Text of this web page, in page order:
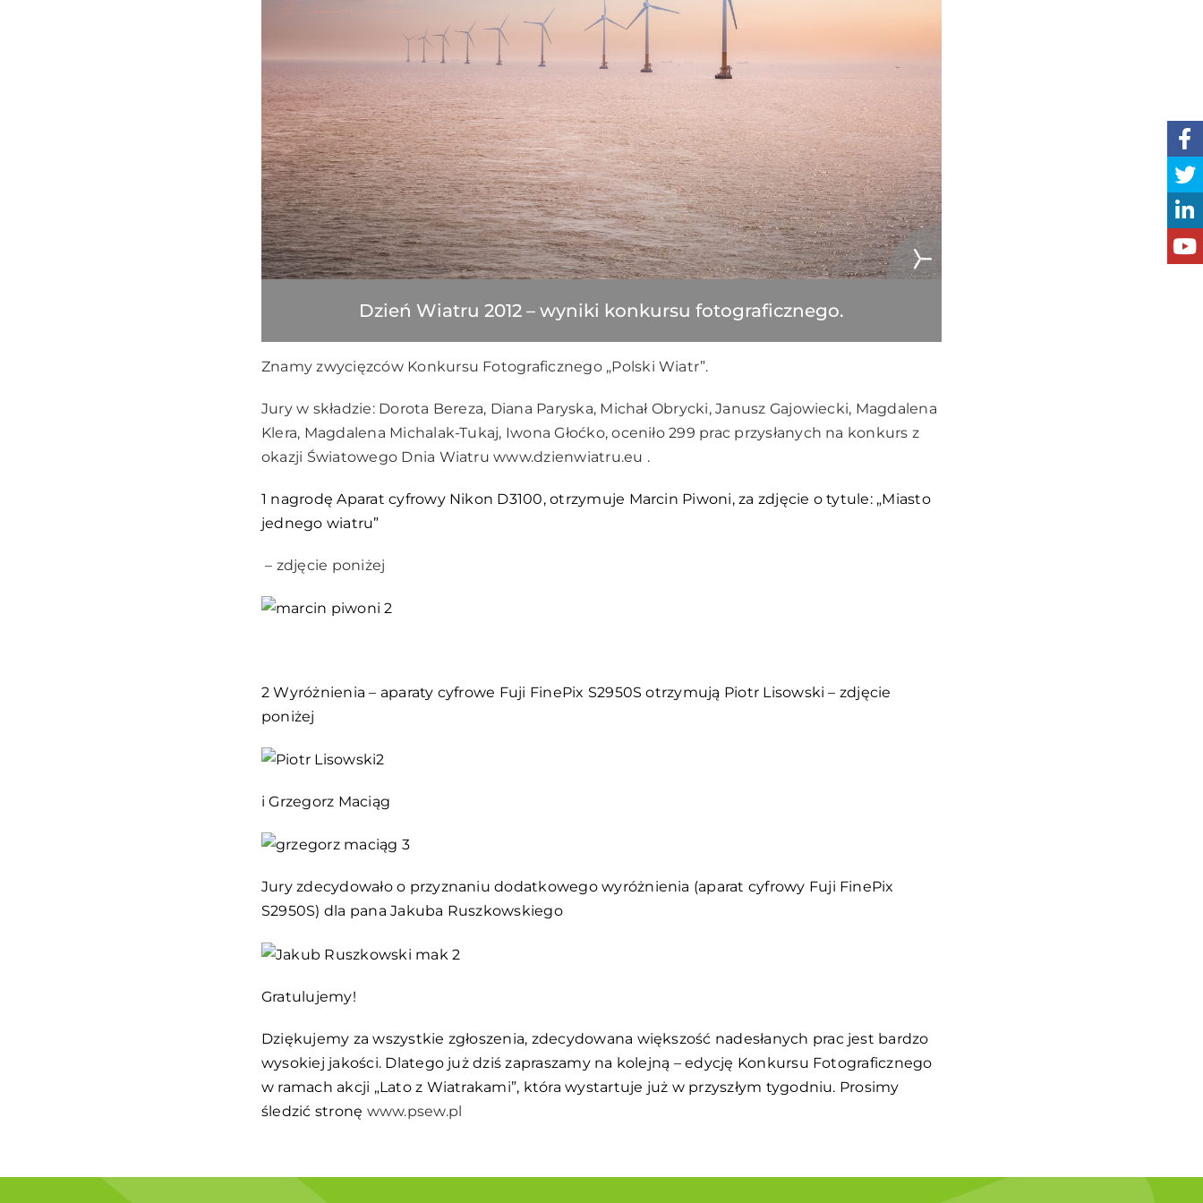
Dzień Wiatru 2012 – wyniki konkursu fotograficznego.
Znamy zwycięzców Konkursu Fotograficznego „Polski Wiatr”.
Jury w składzie: Dorota Bereza, Diana Paryska, Michał Obrycki, Janusz Gajowiecki, Magdalena
Klera, Magdalena Michalak-Tukaj, Iwona Głoćko, oceniło 299 prac przysłanych na konkurs z
okazji Światowego Dnia Wiatruwww.dzienwiatru.eu .
1 nagrodę Aparat cyfrowy Nikon D3100, otrzymuje Marcin Piwoni, za zdjęcie o tytule: „Miasto
jednego wiatru”
– zdjęcie poniżej
2 Wyróżnienia – aparaty cyfrowe Fuji FinePix S2950S otrzymują Piotr Lisowski – zdjęcie
poniżej
i Grzegorz Maciąg
Jury zdecydowało o przyznaniu dodatkowego wyróżnienia (aparat cyfrowy Fuji FinePix
S2950S) dla pana Jakuba Ruszkowskiego
Gratulujemy!
Dziękujemy za wszystkie zgłoszenia, zdecydowana większość nadesłanych prac jest bardzo
wysokiej jakości. Dlatego już dziś zapraszamy na kolejną – edycję Konkursu Fotograficznego
w ramach akcji „Lato z Wiatrakami”, która wystartuje już w przyszłym tygodniu. Prosimy
śledzić stronę www.psew.pl